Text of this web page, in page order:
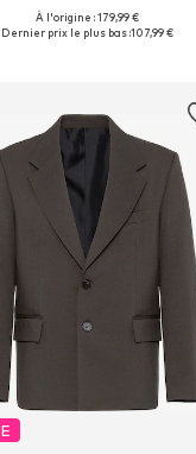
Disponible en plusieurs tailles
À l'origine : 179,99 €
Dernier prix le plus bas :107,99 €